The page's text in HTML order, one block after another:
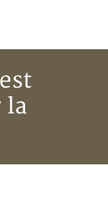
la